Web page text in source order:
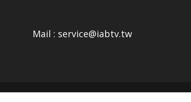
Mail : service@iabtv.tw